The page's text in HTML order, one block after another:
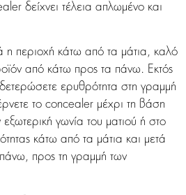
δείχνει τέλεια απλωμένο και
η περιοχή κάτω από τα μάτια, καλό
από κάτω προς τα πάνω. Εκτός
ερυθρότητα στη γραμμή
το concealer μέχρι τη βάση
γωνία του ματιού ή στο
κάτω από τα μάτια και μετά
προς τη γραμμή των